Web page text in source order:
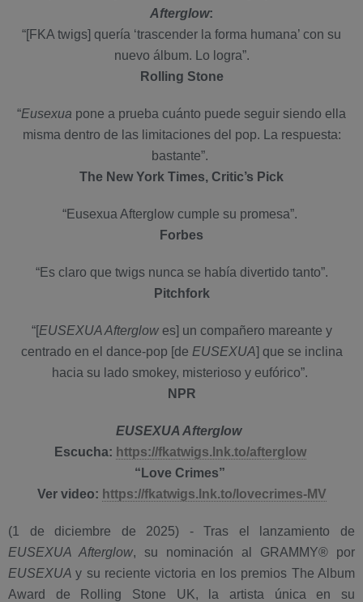
Afterglow:
“[FKA twigs] quería ‘trascender la forma humana’ con su
nuevo álbum. Lo logra”.
Rolling Stone
“Eusexua pone a prueba cuánto puede seguir siendo ella
misma dentro de las limitaciones del pop. La respuesta:
bastante”.
The New York Times, Critic’s Pick
“Eusexua Afterglow cumple su promesa”.
Forbes
“Es claro que twigs nunca se había divertido tanto”.
Pitchfork
“[EUSEXUA Afterglowes] un compañero mareante y
centrado en el dance-pop [de EUSEXUA] que se inclina
hacia su lado smokey, misterioso y eufórico”.
NPR
EUSEXUA Afterglow
Escucha: https://fkatwigs.lnk.to/afterglow
“Love Crimes”
Ver video: https://fkatwigs.lnk.to/lovecrimes-MV
(1 de diciembre de 2025) - Tras el lanzamiento de
EUSEXUA Afterglow, su nominación al GRAMMY® por
EUSEXUAy su reciente victoria en los premios The Album
Award de Rolling Stone UK, la artista única en su